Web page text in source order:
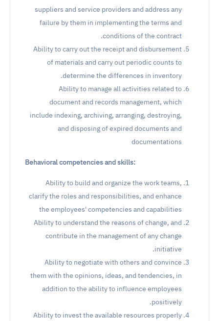
suppliers and service providers and address any
failure by them in implementing the terms and
conditions of the contract.
Ability to carry out the receipt and disbursement
of materials and carry out periodic counts to
determine the differences in inventory.
Ability to manage all activities related to
document and records management, which
include indexing, archiving, arranging, destroying,
and disposing of expired documents and
documentations
Behavioral competencies and skills:
Ability to build and organize the work teams,
clarify the roles and responsibilities, and enhance
the employees' competencies and capabilities
Ability to understand the reasons of change, and
contribute in the management of any change
initiative.
Ability to negotiate with others and convince
them with the opinions, ideas, and tendencies, in
addition to the ability to influence employees
positively.
Ability to invest the available resources properly